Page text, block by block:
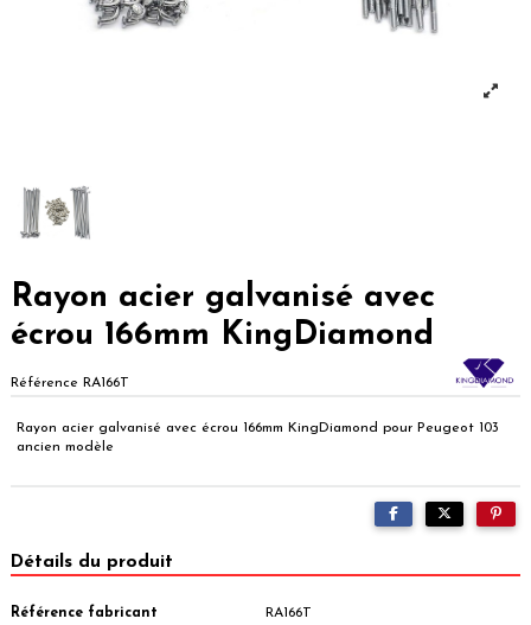
Rayon acier galvanisé avec
écrou 166mm KingDiamond
Référence RA166T
Rayon acier galvanisé avec écrou 166mm KingDiamond pour Peugeot 103
ancien modèle
Détails du produit
Référence fabricant RA166T